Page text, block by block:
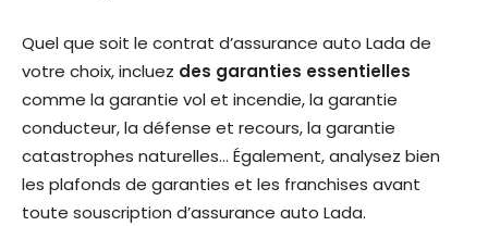
Quel que soit le contrat d’assurance auto Lada de
votre choix, incluez des garanties essentielles
comme la garantie vol et incendie, la garantie
conducteur, la défense et recours, la garantie
catastrophes naturelles… Également, analysez bien
les plafonds de garanties et les franchises avant
toute souscription d’assurance auto Lada.